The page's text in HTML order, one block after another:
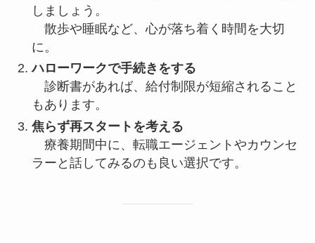
しましょう。
散歩や睡眠など、心が落ち着く時間を大切
に。
ハローワークで手続きをする
診断書があれば、給付制限が短縮されること
もあります。
焦らず再スタートを考える
療養期間中に、転職エージェントやカウンセ
ラーと話してみるのも良い選択です。